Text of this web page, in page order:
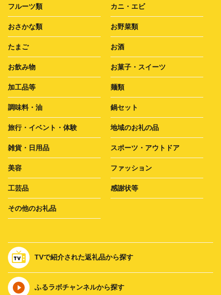
フルーツ類 カニ・エビ
おさかな類 お野菜類
たまご お酒
お飲み物 お菓子・スイーツ
加工品等 麺類
調味料・油 鍋セット
旅行・イベント・体験 地域のお礼の品
雑貨・日用品 スポーツ・アウトドア
美容 ファッション
工芸品 感謝状等
その他のお礼品
TVで紹介された返礼品から探す
ふるラボチャンネルから探す